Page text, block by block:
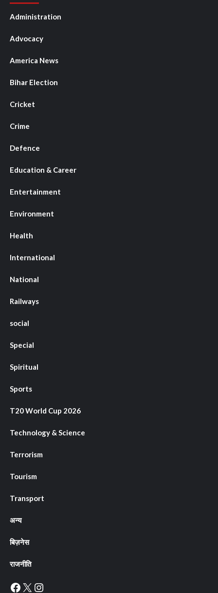
Administration
Advocacy
America News
Bihar Election
Cricket
Crime
Defence
Education & Career
Entertainment
Environment
Health
International
National
Railways
social
Special
Spiritual
Sports
T20 World Cup 2026
Technology & Science
Terrorism
Tourism
Transport
अन्य
बिज़नेस
राजनीति
Facebook
X Instagram